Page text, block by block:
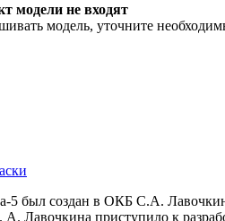
модели не входят
модель, уточните
5 был создан в ОКБ С.А.
Лавочкина приступило к